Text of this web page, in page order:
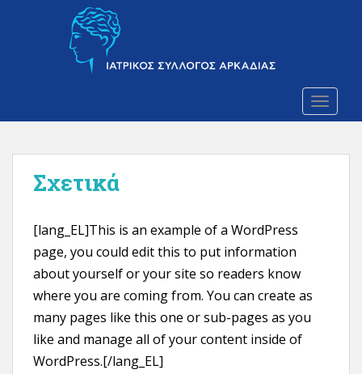
m
Σχετικά
[lang_EL]This is an example of a WordPress
page, you could edit this to put information
about yourself or your site so readers know
where you are coming from. You can create as
many pages like this one or sub-pages as you
like and manage all of your content inside of
WordPress.[/lang_EL]